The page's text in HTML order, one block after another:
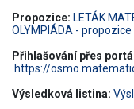
Propozice: LETÁK
OLYMPIÁDA - propozice
Přihlašování přes
https://
Výsledková listina: